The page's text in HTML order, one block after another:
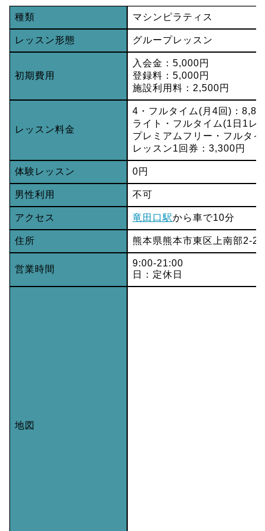
種類 マシンピラティス
レッスン形態 グループレッスン
初期費用
入会金：5,000円
登録料：5,000円
施設利用料：2,500円
レッスン料金
4・フルタイム(月4回)：
ライト・フルタイム(1日1レ
プレミアムフリー・フルタ
レッスン1回券：3,300円
体験レッスン 0円
男性利用 不可
アクセス 竜田口駅から車で10分
住所 熊本県熊本市東区上南部2-
営業時間
9:00-21:00
日：定休日
地図